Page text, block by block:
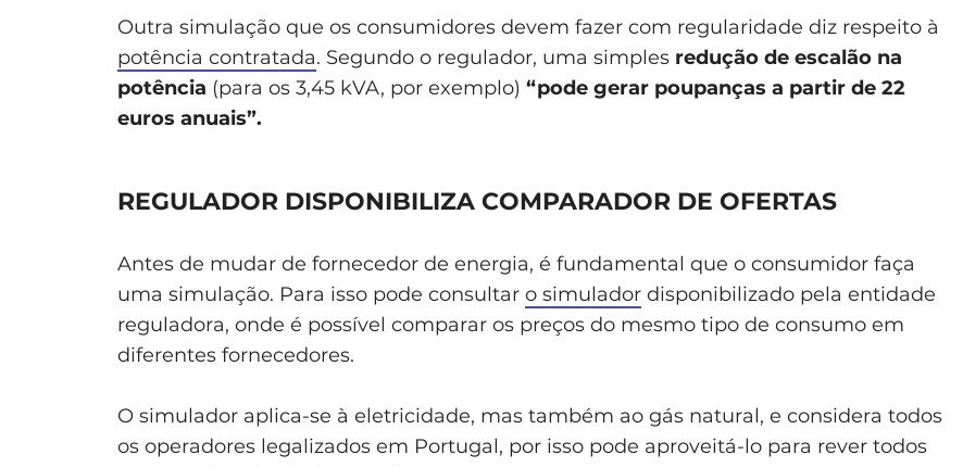
Outra simulação que os consumidores devem fazer com regularidade diz respeito à
potência contratada. Segundo o regulador, uma simples redução de escalão na
potência (para os 3,45 kVA, por exemplo) “pode gerar poupanças a partir de 22
euros anuais”.
REGULADOR DISPONIBILIZA COMPARADOR DE OFERTAS
Antes de mudar de fornecedor de energia, é fundamental que o consumidor faça
uma simulação. Para isso pode consultar o simulador disponibilizado pela entidade
reguladora, onde é possível comparar os preços do mesmo tipo de consumo em
diferentes fornecedores.
O simulador aplica-se à eletricidade, mas também ao gás natural, e considera todos
os operadores legalizados em Portugal, por isso pode aproveitá-lo para rever todos